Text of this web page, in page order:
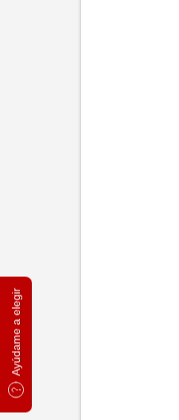
Ayúdame a elegir